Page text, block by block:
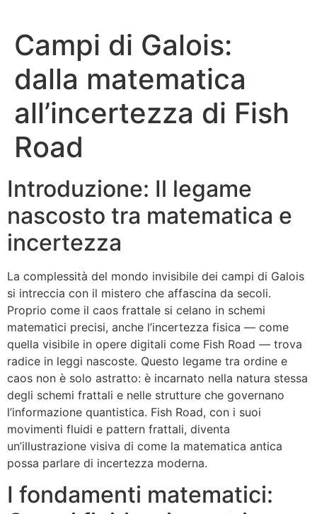
Campi di Galois:
dalla matematica
all’incertezza di Fish
Road
Introduzione: Il legame
nascosto tra matematica e
incertezza
La complessità del mondo invisibile dei campi di Galois
si intreccia con il mistero che affascina da secoli.
Proprio come il caos frattale si celano in schemi
matematici precisi, anche l’incertezza fisica — come
quella visibile in opere digitali come Fish Road — trova
radice in leggi nascoste. Questo legame tra ordine e
caos non è solo astratto: è incarnato nella natura stessa
degli schemi frattali e nelle strutture che governano
l’informazione quantistica. Fish Road, con i suoi
movimenti fluidi e pattern frattali, diventa
un’illustrazione visiva di come la matematica antica
possa parlare di incertezza moderna.
I fondamenti matematici: